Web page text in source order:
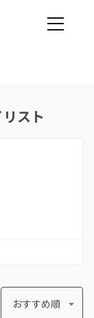
スト
おすすめ順